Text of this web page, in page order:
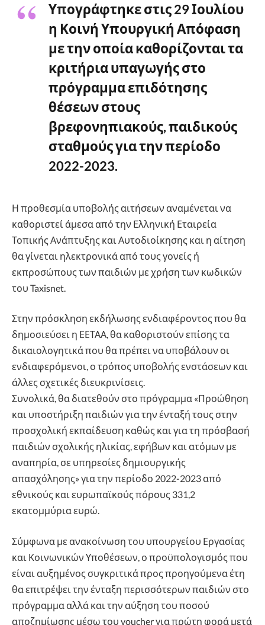
Υπογράφτηκε στις 29 Ιουλίου
η Κοινή Υπουργική Απόφαση
με την οποία καθορίζονται τα
κριτήρια υπαγωγής στο
πρόγραμμα επιδότησης
θέσεων στους
βρεφονηπιακούς, παιδικούς
σταθμούς για την περίοδο
2022-2023.
Η προθεσμία υποβολής αιτήσεων αναμένεται να
καθοριστεί άμεσα από την Ελληνική Εταιρεία
Τοπικής Ανάπτυξης και Αυτοδιοίκησης και η αίτηση
θα γίνεται ηλεκτρονικά από τους γονείς ή
εκπροσώπους των παιδιών με χρήση των κωδικών
του Taxisnet.
Στην πρόσκληση εκδήλωσης ενδιαφέροντος που θα
δημοσιεύσει η ΕΕΤΑΑ, θα καθοριστούν επίσης τα
δικαιολογητικά που θα πρέπει να υποβάλουν οι
ενδιαφερόμενοι, ο τρόπος υποβολής ενστάσεων και
άλλες σχετικές διευκρινίσεις.
Συνολικά, θα διατεθούν στο πρόγραμμα «Προώθηση
και υποστήριξη παιδιών για την ένταξή τους στην
προσχολική εκπαίδευση καθώς και για τη πρόσβασή
παιδιών σχολικής ηλικίας, εφήβων και ατόμων με
αναπηρία, σε υπηρεσίες δημιουργικής
απασχόλησης» για την περίοδο 2022-2023 από
εθνικούς και ευρωπαϊκούς πόρους 331,2
εκατομμύρια ευρώ.
Σύμφωνα με ανακοίνωση του υπουργείου Εργασίας
και Κοινωνικών Υποθέσεων, ο προϋπολογισμός που
είναι αυξημένος συγκριτικά προς προηγούμενα έτη
θα επιτρέψει την ένταξη περισσότερων παιδιών στο
πρόγραμμα αλλά και την αύξηση του ποσού
αποζημίωσης μέσω του voucher για πρώτη φορά μετά